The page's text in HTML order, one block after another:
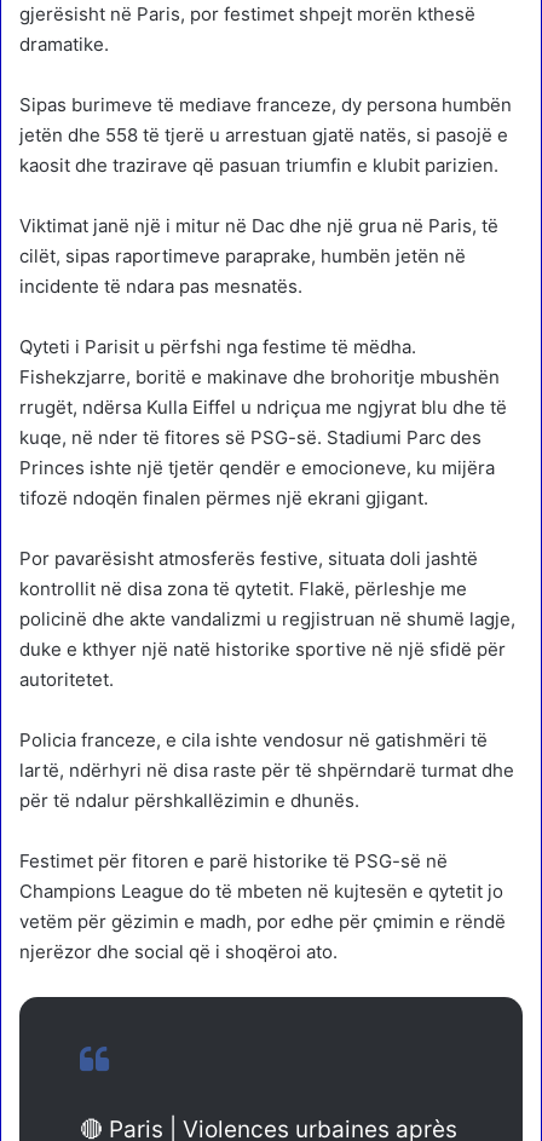
gjerësisht në Paris, por festimet shpejt morën kthesë
dramatike.
Sipas burimeve të mediave franceze, dy persona humbën
jetën dhe 558 të tjerë u arrestuan gjatë natës, si pasojë e
kaosit dhe trazirave që pasuan triumfin e klubit parizien.
Viktimat janë një i mitur në Dac dhe një grua në Paris, të
cilët, sipas raportimeve paraprake, humbën jetën në
incidente të ndara pas mesnatës.
Qyteti i Parisit u përfshi nga festime të mëdha.
Fishekzjarre, boritë e makinave dhe brohoritje mbushën
rrugët, ndërsa Kulla Eiffel u ndriçua me ngjyrat blu dhe të
kuqe, në nder të fitores së PSG-së. Stadiumi Parc des
Princes ishte një tjetër qendër e emocioneve, ku mijëra
tifozë ndoqën finalen përmes një ekrani gjigant.
Por pavarësisht atmosferës festive, situata doli jashtë
kontrollit në disa zona të qytetit. Flakë, përleshje me
policinë dhe akte vandalizmi u regjistruan në shumë lagje,
duke e kthyer një natë historike sportive në një sfidë për
autoritetet.
Policia franceze, e cila ishte vendosur në gatishmëri të
lartë, ndërhyri në disa raste për të shpërndarë turmat dhe
për të ndalur përshkallëzimin e dhunës.
Festimet për fitoren e parë historike të PSG-së në
Champions League do të mbeten në kujtesën e qytetit jo
vetëm për gëzimin e madh, por edhe për çmimin e rëndë
njerëzor dhe social që i shoqëroi ato.
🔴 Paris | Violences urbaines après